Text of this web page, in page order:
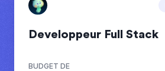
Developpeur Full Stack
BUDGET DE